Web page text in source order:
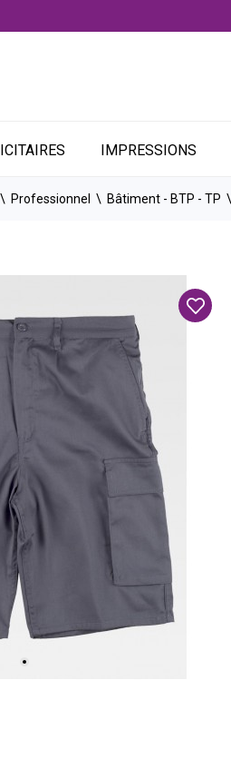
IMPRESSIONS
Professionnel Bâtiment - BTP - TP